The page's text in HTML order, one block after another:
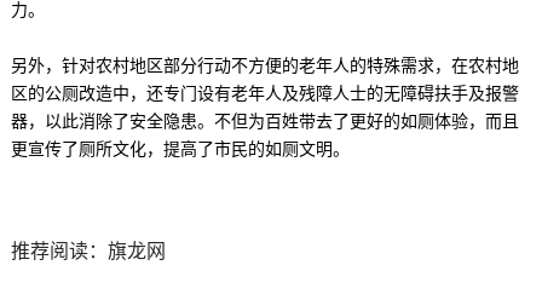
力。
另外，针对农村地区部分行动不方便的老年人的特殊需求，在农村地
区的公厕改造中，还专门设有老年人及残障人士的无障碍扶手及报警
器，以此消除了安全隐患。不但为百姓带去了更好的如厕体验，而且
更宣传了厕所文化，提高了市民的如厕文明。
推荐阅读： 旗龙网